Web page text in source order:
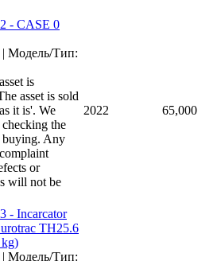
- CASE 0
Модель/Тип:
is
asset is sold
it is'. We
the
buying. Any
or
will not be
2022 65,000
- Incarcator
TH25.6
Модель/Тип: